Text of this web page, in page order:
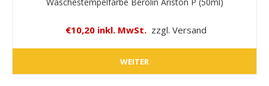
€10,20 inkl. MwSt. zzgl. Versand
WEITER